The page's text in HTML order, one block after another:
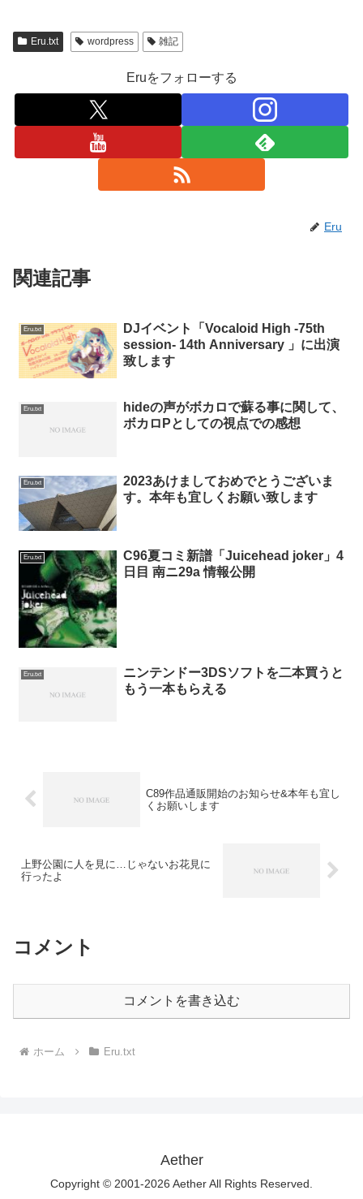
Eru.txt wordpress 雑記
Eruをフォローする
Eru
関連記事
Eru.txt
DJイベント「Vocaloid High -75th
session- 14th Anniversary 」に出演
致します
Eru.txt
hideの声がボカロで蘇る事に関して、
ボカロPとしての視点での感想
Eru.txt
2023あけましておめでとうございま
す。本年も宜しくお願い致します
Eru.txt
C96夏コミ新譜「Juicehead joker」4
日目 南ニ29a 情報公開
Eru.txt
ニンテンドー3DSソフトを二本買うと
もう一本もらえる
C89作品通販開始のお知らせ&本年も宜し
くお願いします
上野公園に人を見に…じゃないお花見に
行ったよ
コメント
コメントを書き込む
ホーム Eru.txt
Aether
Copyright © 2001-2026 Aether All Rights Reserved.